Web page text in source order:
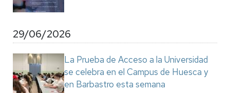
29/06/2026
La Prueba de Acceso a la Universidad
se celebra en el Campus de Huesca y
en Barbastro esta semana